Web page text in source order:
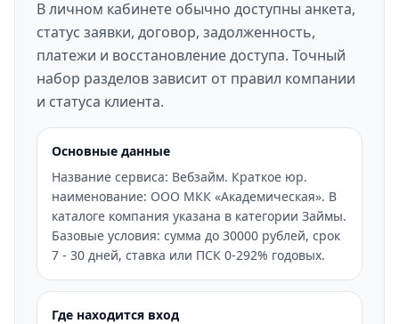
В личном кабинете обычно доступны анкета,
статус заявки, договор, задолженность,
платежи и восстановление доступа. Точный
набор разделов зависит от правил компании
и статуса клиента.
Основные данные
Название сервиса: Вебзайм. Краткое юр.
наименование: ООО МКК «Академическая». В
каталоге компания указана в категории Займы.
Базовые условия: сумма до 30000 рублей, срок
7 - 30 дней, ставка или ПСК 0-292% годовых.
Где находится вход